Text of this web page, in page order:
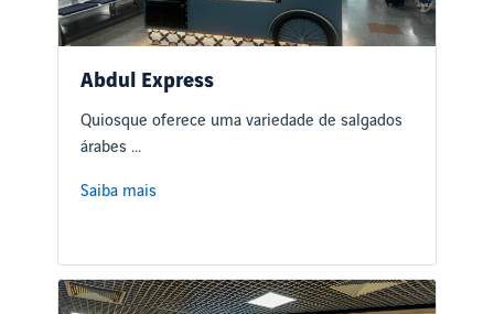
Abdul Express
Quiosque oferece uma variedade de salgados
árabes ...
Saiba mais